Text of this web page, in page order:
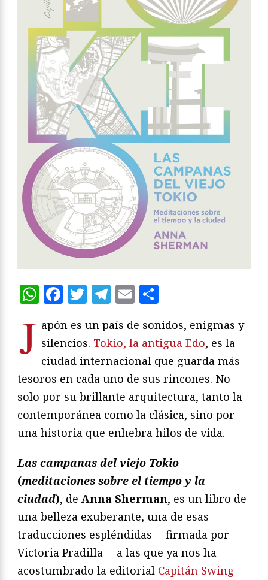
WhatsApp
Facebook
Twitter
Telegram
Email
J apón es un país de sonidos, enigmas y
silencios. Tokio, la antigua Edo, es la
ciudad internacional que guarda más
tesoros en cada uno de sus rincones. No
solo por su brillante arquitectura, tanto la
contemporánea como la clásica, sino por
una historia que enhebra hilos de vida.
Las campanas del viejo Tokio
(meditaciones sobre el tiempo y la
ciudad), de Anna Sherman, es un libro de
una belleza exuberante, una de esas
traducciones espléndidas —firmada por
Victoria Pradilla— a las que ya nos ha
acostumbrado la editorial Capitán Swing